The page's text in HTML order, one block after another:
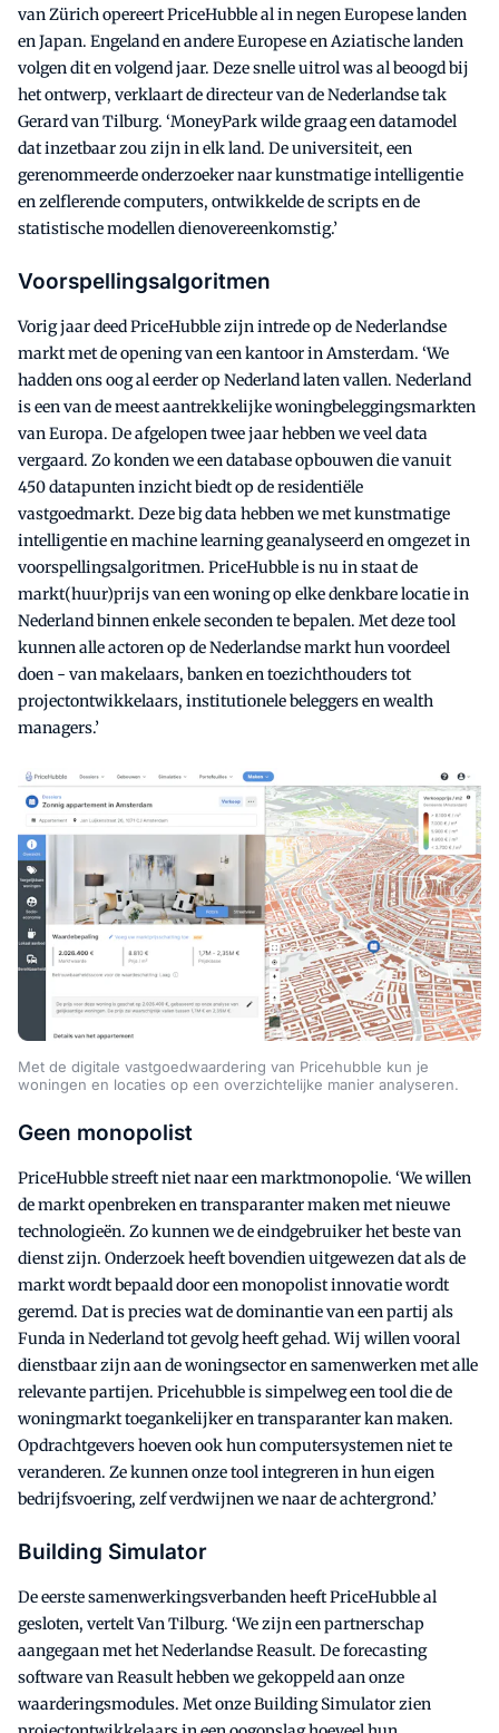
van Zürich opereert PriceHubble al in negen Europese landen
en Japan. Engeland en andere Europese en Aziatische landen
volgen dit en volgend jaar. Deze snelle uitrol was al beoogd bij
het ontwerp, verklaart de directeur van de Nederlandse tak
Gerard van Tilburg. ‘MoneyPark wilde graag een datamodel
dat inzetbaar zou zijn in elk land. De universiteit, een
gerenommeerde onderzoeker naar kunstmatige intelligentie
en zelflerende computers, ontwikkelde de scripts en de
statistische modellen dienovereenkomstig.’
Voorspellingsalgoritmen
Vorig jaar deed PriceHubble zijn intrede op de Nederlandse
markt met de opening van een kantoor in Amsterdam. ‘We
hadden ons oog al eerder op Nederland laten vallen. Nederland
is een van de meest aantrekkelijke woningbeleggingsmarkten
van Europa. De afgelopen twee jaar hebben we veel data
vergaard. Zo konden we een database opbouwen die vanuit
450 datapunten inzicht biedt op de residentiële
vastgoedmarkt. Deze big data hebben we met kunstmatige
intelligentie en machine learning geanalyseerd en omgezet in
voorspellingsalgoritmen. PriceHubble is nu in staat de
markt(huur)prijs van een woning op elke denkbare locatie in
Nederland binnen enkele seconden te bepalen. Met deze tool
kunnen alle actoren op de Nederlandse markt hun voordeel
doen - van makelaars, banken en toezichthouders tot
projectontwikkelaars, institutionele beleggers en wealth
managers.’
Met de digitale vastgoedwaardering van Pricehubble kun je
woningen en locaties op een overzichtelijke manier analyseren.
Geen monopolist
PriceHubble streeft niet naar een marktmonopolie. ‘We willen
de markt openbreken en transparanter maken met nieuwe
technologieën. Zo kunnen we de eindgebruiker het beste van
dienst zijn. Onderzoek heeft bovendien uitgewezen dat als de
markt wordt bepaald door een monopolist innovatie wordt
geremd. Dat is precies wat de dominantie van een partij als
Funda in Nederland tot gevolg heeft gehad. Wij willen vooral
dienstbaar zijn aan de woningsector en samenwerken met alle
relevante partijen. Pricehubble is simpelweg een tool die de
woningmarkt toegankelijker en transparanter kan maken.
Opdrachtgevers hoeven ook hun computersystemen niet te
veranderen. Ze kunnen onze tool integreren in hun eigen
bedrijfsvoering, zelf verdwijnen we naar de achtergrond.’
Building Simulator
De eerste samenwerkingsverbanden heeft PriceHubble al
gesloten, vertelt Van Tilburg. ‘We zijn een partnerschap
aangegaan met het Nederlandse Reasult. De forecasting
software van Reasult hebben we gekoppeld aan onze
waarderingsmodules. Met onze Building Simulator zien